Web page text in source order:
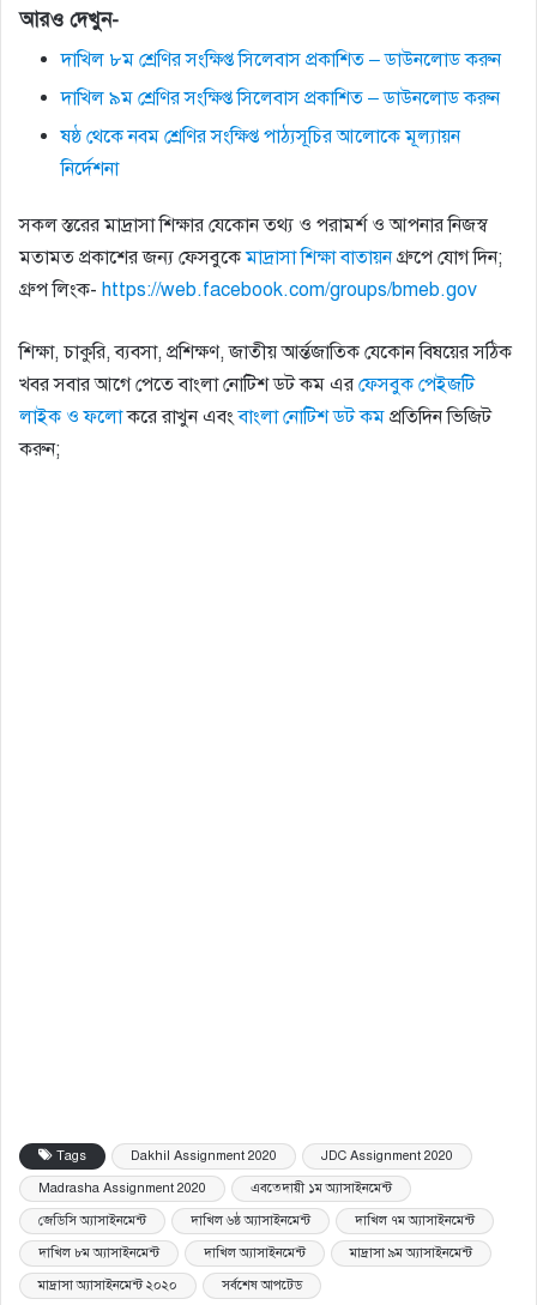
আরও দেখুন-
দাখিল ৮ম শ্রেণির সংক্ষিপ্ত সিলেবাস প্রকাশিত – ডাউনলোড করুন
দাখিল ৯ম শ্রেণির সংক্ষিপ্ত সিলেবাস প্রকাশিত – ডাউনলোড করুন
ষষ্ঠ থেকে নবম শ্রেণির সংক্ষিপ্ত পাঠ্যসূচির আলােকে মূল্যায়ন
নির্দেশনা
সকল স্তরের মাদ্রাসা শিক্ষার যেকোন তথ্য ও পরামর্শ ও আপনার নিজস্ব
মতামত প্রকাশের জন্য ফেসবুকেমাদ্রাসা শিক্ষা বাতায়নগ্রুপে যোগ দিন;
গ্রুপ লিংক- https://web.facebook.com/groups/bmeb.gov
শিক্ষা, চাকুরি, ব্যবসা, প্রশিক্ষণ, জাতীয় আর্ন্তজাতিক যেকোন বিষয়ের সঠিক
খবর সবার আগে পেতে বাংলা নোটিশ ডট কম এর ফেসবুক পেইজটি
লাইক ও ফলোকরে রাখুন এবংবাংলা নোটিশ ডট কম প্রতিদিন ভিজিট
করুন;
Tags Dakhil Assignment 2020 JDC Assignment 2020
Madrasha Assignment 2020 এবতেদায়ী ১ম অ্যাসাইনমেন্ট
জেডিসি অ্যাসাইনমেন্ট দাখিল ৬ষ্ঠ অ্যাসাইনমেন্ট দাখিল ৭ম অ্যাসাইনমেন্ট
দাখিল ৮ম অ্যাসাইনমেন্ট দাখিল অ্যাসাইনমেন্ট মাদ্রাসা ৯ম অ্যাসাইনমেন্ট
মাদ্রাসা অ্যাসাইনমেন্ট ২০২০ সর্বশেষ আপটেড